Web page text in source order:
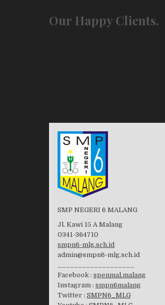
Our Happy Clients.
SMP NEGERI 6 MALANG
Jl. Kawi 15 A Malang
0341-364710
smpn6-mlg.sch.id
admin@smpn6-mlg.sch.id
Facebook : spenmal.malang
Instagram : smpn6malang
Twitter : SMPN6_MLG